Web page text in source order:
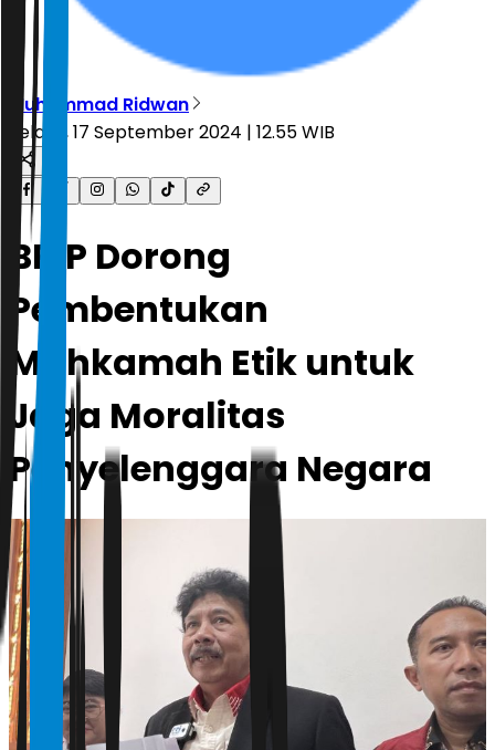
Muhammad Ridwan
Selasa, 17 September 2024 | 12.55 WIB
BPIP Dorong
Pembentukan
Mahkamah Etik untuk
Jaga Moralitas
Penyelenggara Negara